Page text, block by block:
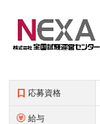
応募資格
給与